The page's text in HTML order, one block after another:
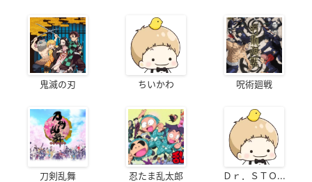
鬼滅の刃 ちいかわ 呪術廻戦
刀剣乱舞 忍たま乱太郎 Ｄｒ．ＳＴＯ...